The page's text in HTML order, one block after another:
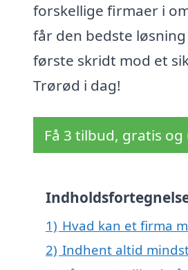
forskellige firmaer i
får den bedste
første skridt mod et
Trørød i dag!
Få 3 tilbud, gratis
1) Hvad kan et firma
2) Indhent altid